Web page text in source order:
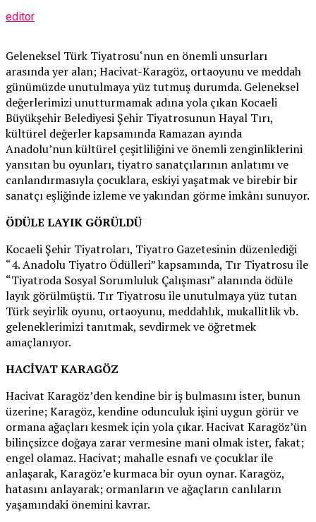
editor
Geleneksel Türk Tiyatrosu‘nun en önemli unsurları
arasında yer alan; Hacivat-Karagöz, ortaoyunu ve meddah
günümüzde unutulmaya yüz tutmuş durumda. Geleneksel
değerlerimizi unutturmamak adına yola çıkan Kocaeli
Büyükşehir Belediyesi Şehir Tiyatrosunun Hayal Tırı,
kültürel değerler kapsamında Ramazan ayında
Anadolu’nun kültürel çeşitliliğini ve önemli zenginliklerini
yansıtan bu oyunları, tiyatro sanatçılarının anlatımı ve
canlandırmasıyla çocuklara, eskiyi yaşatmak ve birebir bir
sanatçı eşliğinde izleme ve yakından görme imkânı sunuyor.
ÖDÜLE LAYIK GÖRÜLDÜ
Kocaeli Şehir Tiyatroları, Tiyatro Gazetesinin düzenlediği
“4. Anadolu Tiyatro Ödülleri” kapsamında, Tır Tiyatrosu ile
“Tiyatroda Sosyal Sorumluluk Çalışması” alanında ödüle
layık görülmüştü. Tır Tiyatrosu ile unutulmaya yüz tutan
Türk seyirlik oyunu, ortaoyunu, meddahlık, mukallitlik vb.
geleneklerimizi tanıtmak, sevdirmek ve öğretmek
amaçlanıyor.
HACİVAT KARAGÖZ
Hacivat Karagöz’den kendine bir iş bulmasını ister, bunun
üzerine; Karagöz, kendine odunculuk işini uygun görür ve
ormana ağaçları kesmek için yola çıkar. Hacivat Karagöz’ün
bilinçsizce doğaya zarar vermesine mani olmak ister, fakat;
engel olamaz. Hacivat; mahalle esnafı ve çocuklar ile
anlaşarak, Karagöz’e kurmaca bir oyun oynar. Karagöz,
hatasını anlayarak; ormanların ve ağaçların canlıların
yaşamındaki önemini kavrar.